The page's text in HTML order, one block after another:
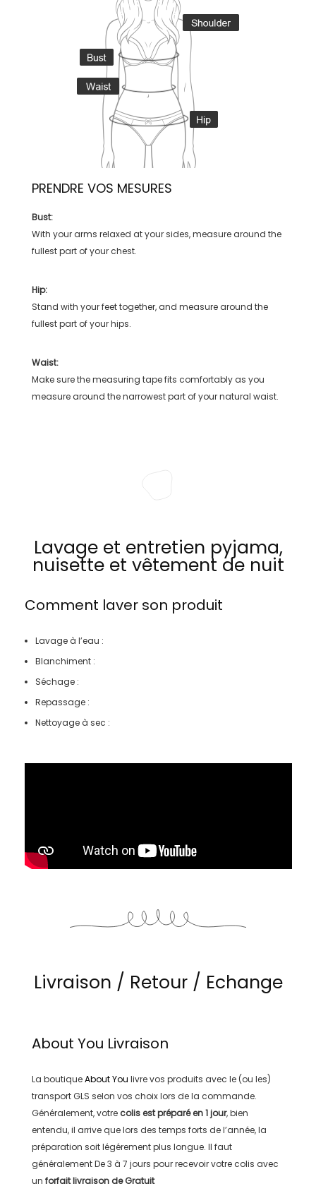
PRENDRE VOS MESURES
Bust:
With your arms relaxed at your sides, measure around the
fullest part of your chest.
Hip:
Stand with your feet together, and measure around the
fullest part of your hips.
Waist:
Make sure the measuring tape fits comfortably as you
measure around the narrowest part of your natural waist.
Lavage et entretien pyjama,
nuisette et vêtement de nuit
Comment laver son produit
Lavage à l’eau :
Blanchiment :
Séchage :
Repassage :
Nettoyage à sec :
Livraison / Retour / Echange
About You Livraison
La boutiqueAbout You livre vos produits avec le (ou les)
transportGLS selon vos choix lors de la commande.
Généralement, votre colis est préparé en1 jour, bien
entendu, il arrive que lors des temps forts de l’année, la
préparation soit légérement plus longue. Il faut
généralementDe 3 à 7 jours pour recevoir votre colis avec
un forfait livraison deGratuit